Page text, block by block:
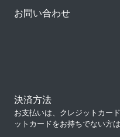
お問い合わせ
決済方法
お支払いは、クレジットカー
ットカードをお持ちでない方